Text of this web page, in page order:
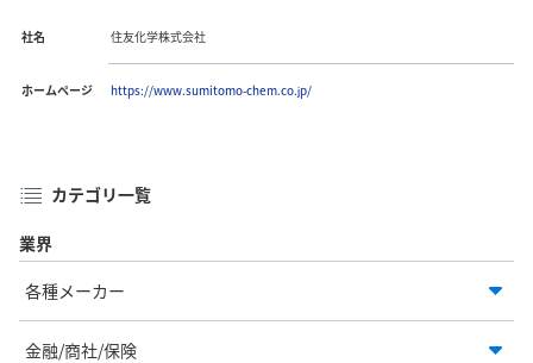
社名 住友化学株式会社
ホームページ https://www.sumitomo-chem.co.jp/
カテゴリ一覧
業界
各種メーカー
金融/商社/保険